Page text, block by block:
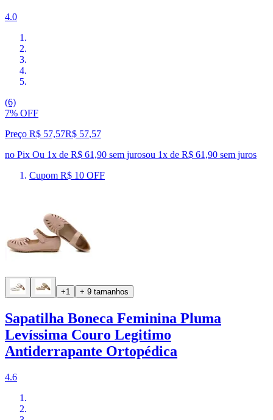
4.0
(6)
7% OFF
Preço R$ 57,57R$ 57,57
no Pix Ou 1x de R$ 61,90 sem jurosou 1x de R$ 61,90 sem juros
Cupom R$ 10 OFF
+1 + 9 tamanhos
Sapatilha Boneca Feminina Pluma
Levíssima Couro Legitimo
Antiderrapante Ortopédica
4.6